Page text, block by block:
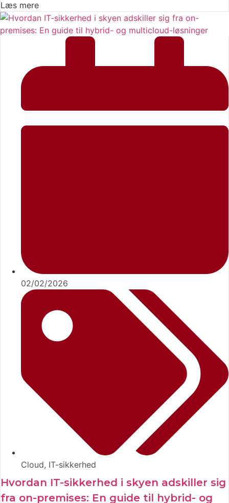
Læs mere
02/02/2026
Cloud, IT-sikkerhed
Hvordan IT-sikkerhed i skyen adskiller sig
fra on-premises: En guide til hybrid- og